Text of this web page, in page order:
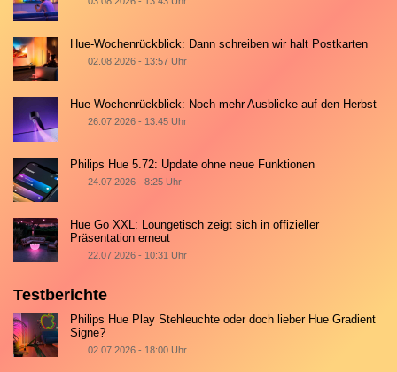
Hue-Wochenrückblick: Dann schreiben wir halt Postkarten
02.08.2026 - 13:57 Uhr
Hue-Wochenrückblick: Noch mehr Ausblicke auf den Herbst
26.07.2026 - 13:45 Uhr
Philips Hue 5.72: Update ohne neue Funktionen
24.07.2026 - 8:25 Uhr
Hue Go XXL: Loungetisch zeigt sich in offizieller
Präsentation erneut
22.07.2026 - 10:31 Uhr
Testberichte
Philips Hue Play Stehleuchte oder doch lieber Hue Gradient
Signe?
02.07.2026 - 18:00 Uhr